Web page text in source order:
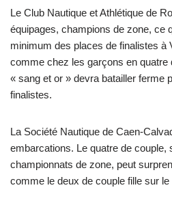
Le Club Nautique et Athlétique de
équipages, champions de zone, ce
minimum des places de finalistes à
comme chez les garçons en quatre
« sang et or » devra batailler ferme
finalistes.
La Société Nautique de Caen-
embarcations. Le quatre de couple,
championnats de zone, peut
comme le deux de couple fille sur